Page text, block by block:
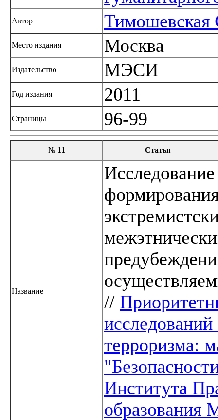
Автор
Место издания Москва
Издательство МЭСИ
Год издания 2011
Страницы 96-99
№ 11 Статья
Название
//
терроризма:
Института